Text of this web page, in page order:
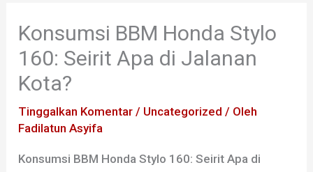
Konsumsi BBM Honda Stylo
160: Seirit Apa di Jalanan
Kota?
Tinggalkan Komentar / Uncategorized / Oleh
Fadilatun Asyifa
Konsumsi BBM Honda Stylo 160: Seirit Apa di